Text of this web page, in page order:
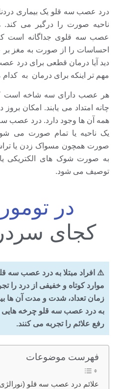
درد عصب سه قلو یک بیماری
ناحیه صورت را درگیر می
عصب سه قلوی جداگانه است که
احساسات را از صورت به مغز بر
دید آیا درمان قطعی برای درد
مهم تر اینکه برای درمان به
هر عصب دارای سه شاخه است
چانه امتداد می یابند. امکان
همه آن ها وجود دارد. درد عصب
یک ناحیه یا تمام صورت می
صورت همچون مسواک زدن یا
به صورت شوک های الکتریکی
توصیف می شود.
در
کجای
⚠️ افراد مبتلا به درد عصب سه
موارد کوتاه و خفیفی از درد را
زمان تعداد، شدت و مدت آن ها
به درد عصب سه قلو چرخه هایی
رفع علائم را تجربه می کنند.
فهرست موضوعات
علائم درد عصب سه قلو